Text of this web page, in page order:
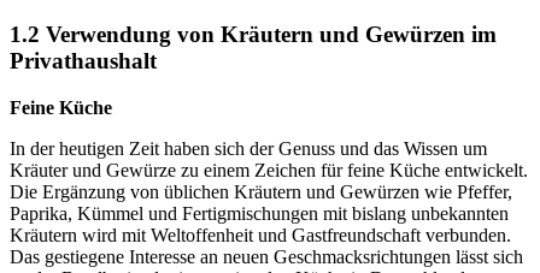
1.2 Verwendung von Kräutern und Gewürzen im
Privathaushalt
Feine Küche
In der heutigen Zeit haben sich der Genuss und das Wissen um
Kräuter und Gewürze zu einem Zeichen für feine Küche entwickelt.
Die Ergänzung von üblichen Kräutern und Gewürzen wie Pfeffer,
Paprika, Kümmel und Fertigmischungen mit bislang unbekannten
Kräutern wird mit Weltoffenheit und Gastfreundschaft verbunden.
Das gestiegene Interesse an neuen Geschmacksrichtungen lässt sich